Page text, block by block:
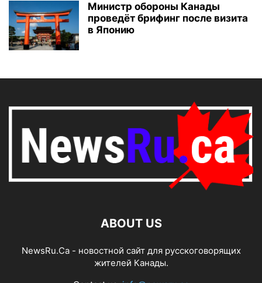
Министр обороны Канады
проведёт брифинг после визита
в Японию
ABOUT US
NewsRu.Ca - новостной сайт для русскоговорящих
жителей Канады.